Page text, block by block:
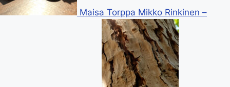
Maisa Torppa Mikko Rinkinen –